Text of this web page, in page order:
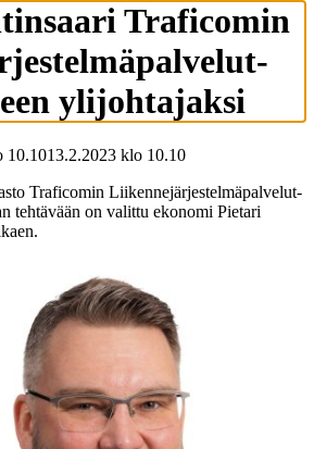
Traficomin
ylijohtajaksi
10.1013.2.2023 klo 10.10
Traficomin Liikennejärjestelmäpalvelut-
tehtävään on valittu ekonomi Pietari